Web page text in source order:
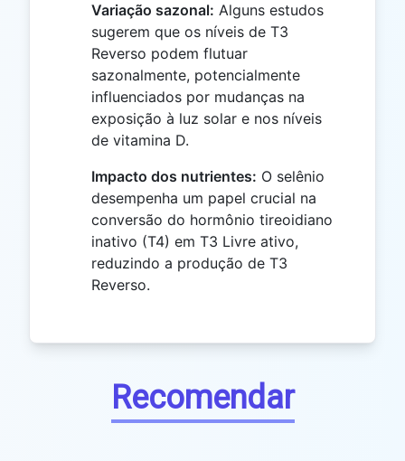
Variação sazonal: Alguns estudos
sugerem que os níveis de T3
Reverso podem flutuar
sazonalmente, potencialmente
influenciados por mudanças na
exposição à luz solar e nos níveis
de vitamina D.
Impacto dos nutrientes: O selênio
desempenha um papel crucial na
conversão do hormônio tireoidiano
inativo (T4) em T3 Livre ativo,
reduzindo a produção de T3
Reverso.
Recomendar